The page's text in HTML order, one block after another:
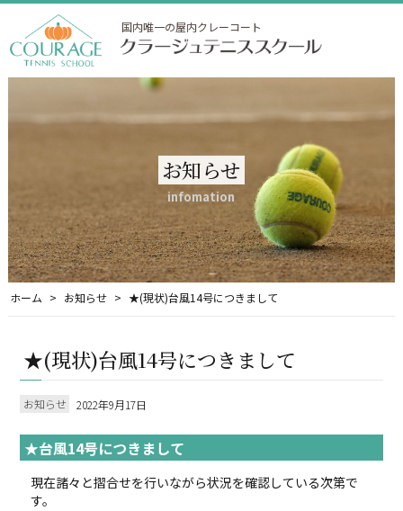
国内唯一の屋内クレーコート
お知らせ
infomation
ホーム お知らせ ★(現状)台風14号につきまして
★(現状)台風14号につきまして
お知らせ 2022年9月17日
★台風14号につきまして
現在諸々と摺合せを行いながら状況を確認している次第で
す。